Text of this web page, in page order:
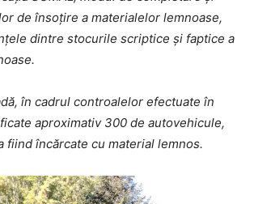
de însoțire a materialelor lemnoase,
dintre stocurile scriptice și faptice a
în cadrul controalelor efectuate în
aproximativ 300 de autovehicule,
fiind încărcate cu material lemnos.